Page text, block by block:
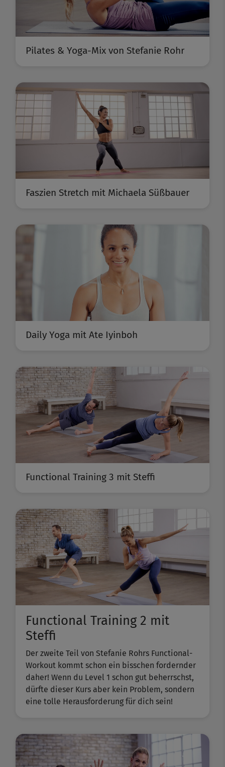
Pilates & Yoga-Mix von Stefanie Rohr
Faszien Stretch mit Michaela Süßbauer
Daily Yoga mit Ate Iyinboh
Functional Training 3 mit Steffi
Functional Training 2 mit
Steffi
Der zweite Teil von Stefanie Rohrs Functional-
Workout kommt schon ein bisschen fordernder
daher! Wenn du Level 1 schon gut beherrschst,
dürfte dieser Kurs aber kein Problem, sondern
eine tolle Herausforderung für dich sein!